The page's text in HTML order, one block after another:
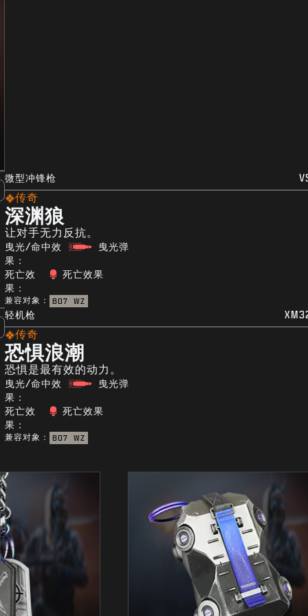
微型冲锋枪
传奇
深渊狼
让对手无力反抗。
曳光/命中效
果：
曳光弹
死亡效
果：
死亡效果
兼容对象： BO7 WZ
轻机枪
传奇
恐惧浪潮
恐惧是最有效的动力。
曳光/命中效
果：
曳光弹
死亡效
果：
死亡效果
兼容对象： BO7 WZ